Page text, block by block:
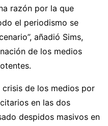
razón por la que
el periodismo se
añadió Sims,
de los medios
de los medios por
en las dos
despidos masivos en